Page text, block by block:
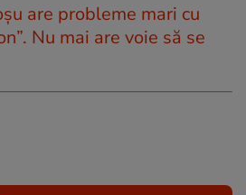
are probleme mari cu
Nu mai are voie să se